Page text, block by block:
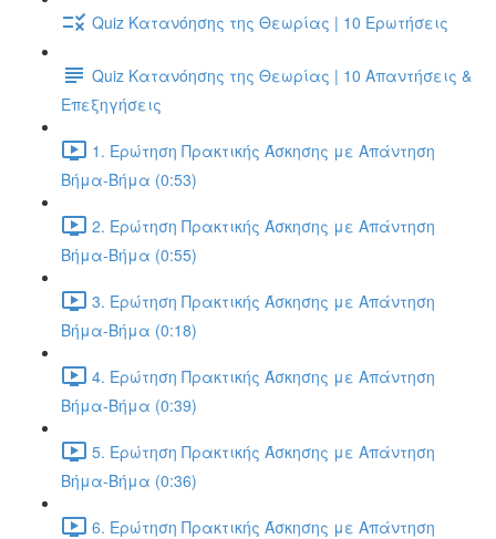
Quiz Κατανόησης της Θεωρίας | 10 Ερωτήσεις
Quiz Κατανόησης της Θεωρίας | 10 Απαντήσεις &
Επεξηγήσεις
1. Ερώτηση Πρακτικής Άσκησης με Απάντηση
Βήμα-Βήμα (0:53)
2. Ερώτηση Πρακτικής Άσκησης με Απάντηση
Βήμα-Βήμα (0:55)
3. Ερώτηση Πρακτικής Άσκησης με Απάντηση
Βήμα-Βήμα (0:18)
4. Ερώτηση Πρακτικής Άσκησης με Απάντηση
Βήμα-Βήμα (0:39)
5. Ερώτηση Πρακτικής Άσκησης με Απάντηση
Βήμα-Βήμα (0:36)
6. Ερώτηση Πρακτικής Άσκησης με Απάντηση